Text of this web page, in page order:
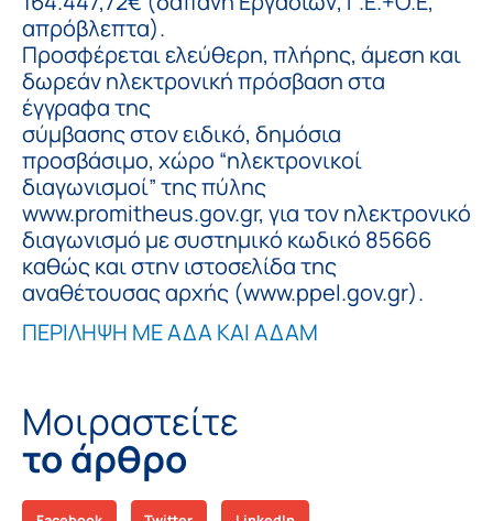
απρόβλεπτα).
Προσφέρεται ελεύθερη, πλήρης, άμεση και
δωρεάν ηλεκτρονική πρόσβαση στα
έγγραφα της
σύμβασης στον ειδικό, δημόσια
προσβάσιμο, χώρο “ηλεκτρονικοί
διαγωνισμοί” της πύλης
www.promitheus.gov.gr, για τον ηλεκτρονικό
διαγωνισμό με συστημικό κωδικό 85666
καθώς και στην ιστοσελίδα της
αναθέτουσας αρχής (www.ppel.gov.gr).
ΠΕΡΙΛΗΨΗ ΜΕ ΑΔΑ ΚΑΙ ΑΔΑΜ
Μοιραστείτε
το άρθρο